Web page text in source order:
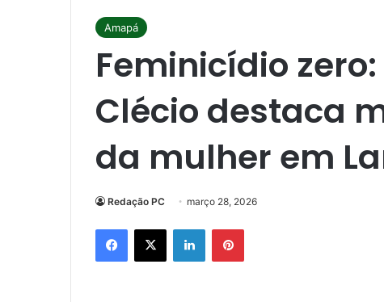
Amapá
Feminicídio
Clécio destaca
da mulher em
Redação PC março 28, 2026
Facebook
X LinkedinPinterest